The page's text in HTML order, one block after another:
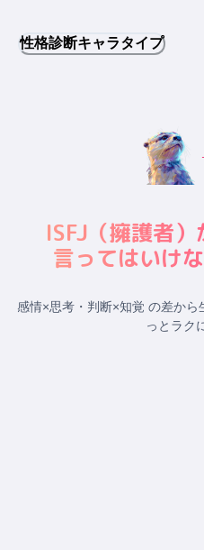
性格診断キャラタイプ
ISFJ （擁護者）
言ってはいけ
感情×思考・判断×知覚 の差から
っとラク